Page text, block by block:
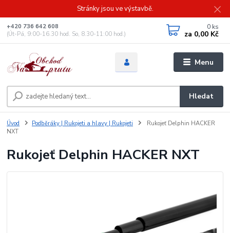
Stránky jsou ve výstavbě.
Menu
Hledat
+420 736 642 608
(Út-Pá, 9:00-16.30 hod. So, 8.30-11:00 hod.)
0 ks
za 0,00 Kč
Úvod Podběráky | Rukojeti a hlavy | Rukojeti
Rukojeť Delphin HACKER
NXT
Rukojeť Delphin HACKER NXT